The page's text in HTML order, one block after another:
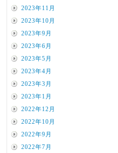
2023年11月
2023年10月
2023年9月
2023年6月
2023年5月
2023年4月
2023年3月
2023年1月
2022年12月
2022年10月
2022年9月
2022年7月